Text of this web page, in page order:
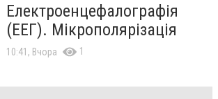
Електроенцефалографія
(ЕЕГ). Мікрополярізація
10:41, Вчора 1